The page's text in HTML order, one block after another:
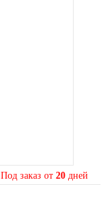
Под заказ от 20 дней